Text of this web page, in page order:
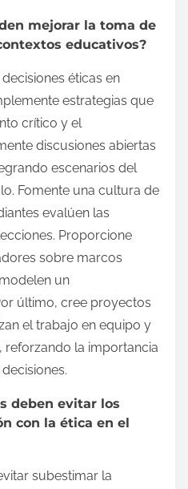
mejorar la toma de
educativos?
éticas en
estrategias que
crítico y el
discusiones abiertas
escenarios del
Fomente una cultura de
evalúen las
Proporcione
sobre marcos
un
último, cree proyectos
el trabajo en equipo y
la importancia
deben evitar los
con la ética en el
subestimar la